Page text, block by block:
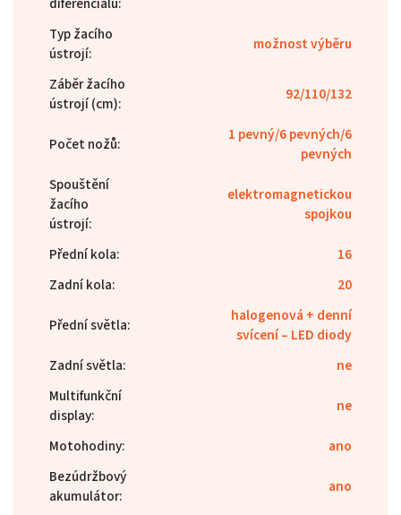
Typ žacího
ústrojí: možnost výběru
Záběr žacího
ústrojí (cm): 92/110/132
Počet nožů:
1 pevný/6 pevných/6
pevných
Spouštění
žacího
ústrojí:
elektromagnetickou
spojkou
Přední kola:
16
Zadní kola: 20
Přední světla:
halogenová + denní
svícení – LED diody
Zadní světla:
ne
Multifunkční
display: ne
Motohodiny:
ano
Bezúdržbový
akumulátor: ano